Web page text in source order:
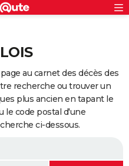
au carnet des décès des
recherche ou trouver un
plus ancien en tapant le
le code postal d'une
ci-dessous.